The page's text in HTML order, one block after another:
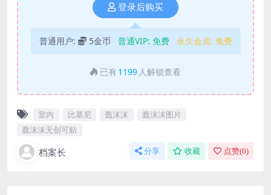
登录后购买
普通用户: 5金币 普通VIP: 免费 永久会员: 免费
已有 1199 人解锁查看
室内 比基尼 蠢沫沫
蠢沫沫图片
蠢沫沫无创可贴
档案长 分享 收藏 点赞(0)